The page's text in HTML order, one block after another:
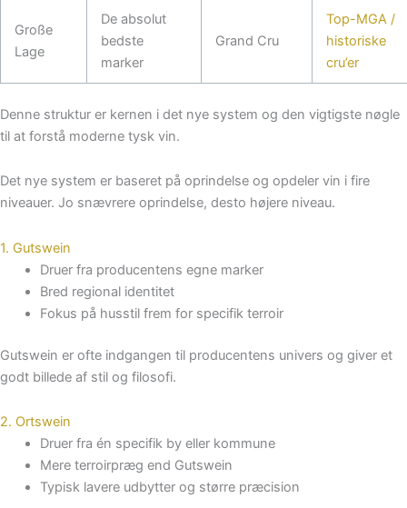
Große
Lage
De absolut
bedste
marker
Grand Cru
Top-MGA /
historiske
cru’er
Denne struktur er kernen i det nye system og den vigtigste nøgle
til at forstå moderne tysk vin.
Det nye system er baseret på oprindelse og opdeler vin i fire
niveauer. Jo snævrere oprindelse, desto højere niveau.
1. Gutswein
Druer fra producentens egne marker
Bred regional identitet
Fokus på husstil frem for specifik terroir
Gutswein er ofte indgangen til producentens univers og giver et
godt billede af stil og filosofi.
2. Ortswein
Druer fra én specifik by eller kommune
Mere terroirpræg end Gutswein
Typisk lavere udbytter og større præcision